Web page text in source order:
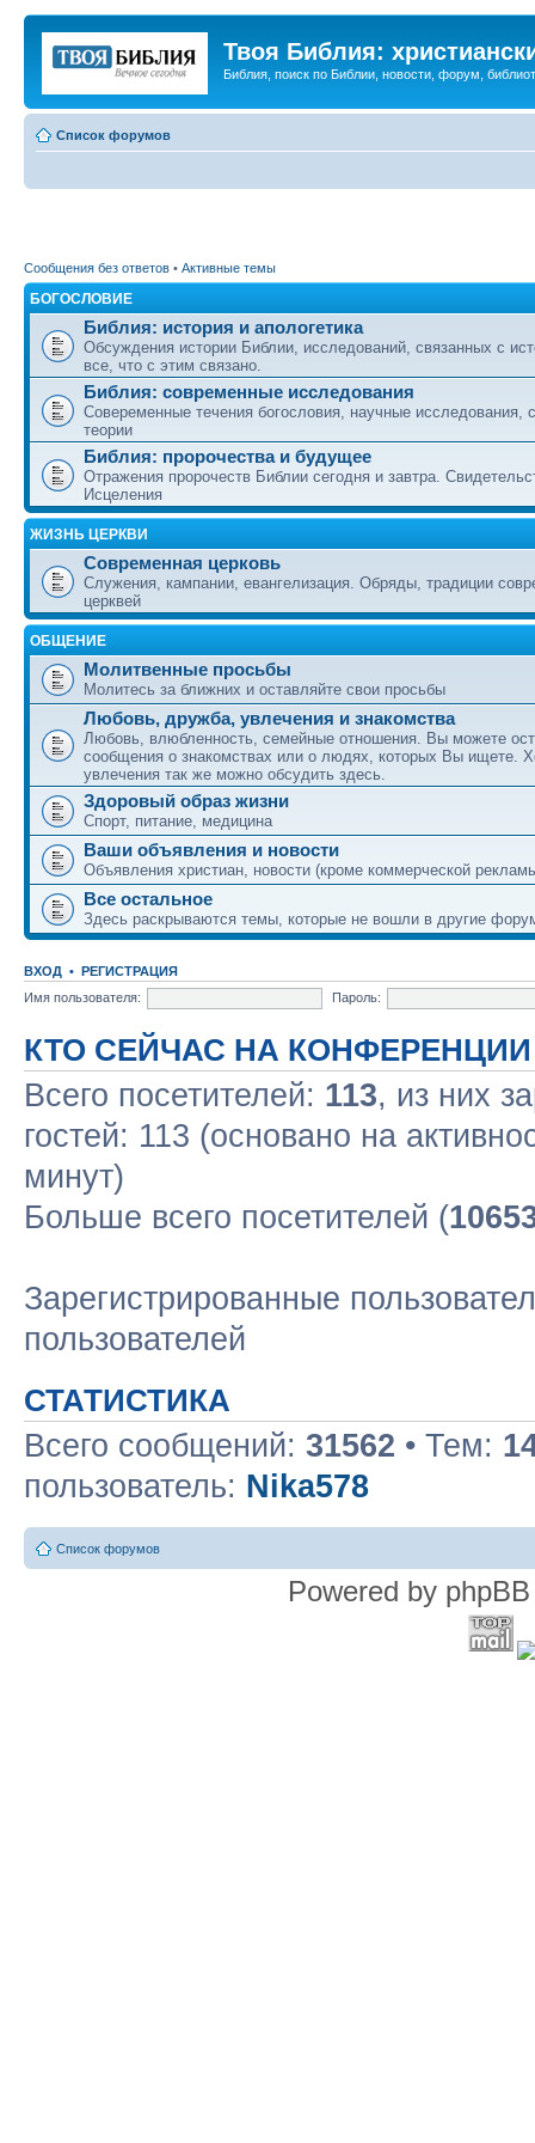
Твоя Библия:
Библия, поиск по Библии, новости, форум,
Список форумов
Сообщения без ответов • Активные темы
БОГОСЛОВИЕ
Библия: история и апологетика
Обсуждения истории Библии, исследований, связанных с
все, что с этим связано.
Библия: современные исследования
Совеременные течения богословия, научные исследования,
теории
Библия: пророчества и будущее
Отражения пророчеств Библии сегодня и завтра.
Исцеления
ЖИЗНЬ ЦЕРКВИ
Современная церковь
Служения, кампании, евангелизация. Обряды, традиции
церквей
ОБЩЕНИЕ
Молитвенные просьбы
Молитесь за ближних и оставляйте свои просьбы
Любовь, дружба, увлечения и знакомства
Любовь, влюбленность, семейные отношения. Вы можете
сообщения о знакомствах или о людях, которых Вы ищете.
увлечения так же можно обсудить здесь.
Здоровый образ жизни
Спорт, питание, медицина
Ваши объявления и новости
Объявления христиан, новости (кроме коммерческой
Все остальное
Здесь раскрываются темы, которые не вошли в другие
ВХОД • РЕГИСТРАЦИЯ
Имя пользователя:
Пароль:
КТО СЕЙЧАС НА КОНФЕРЕНЦИИ
Всего посетителей: 113, из них
гостей: 113 (основано на
минут)
Больше всего посетителей (
Зарегистрированные
пользователей
СТАТИСТИКА
Всего сообщений: 31562 • Тем:
пользователь: Nika578
Список форумов
Powered by